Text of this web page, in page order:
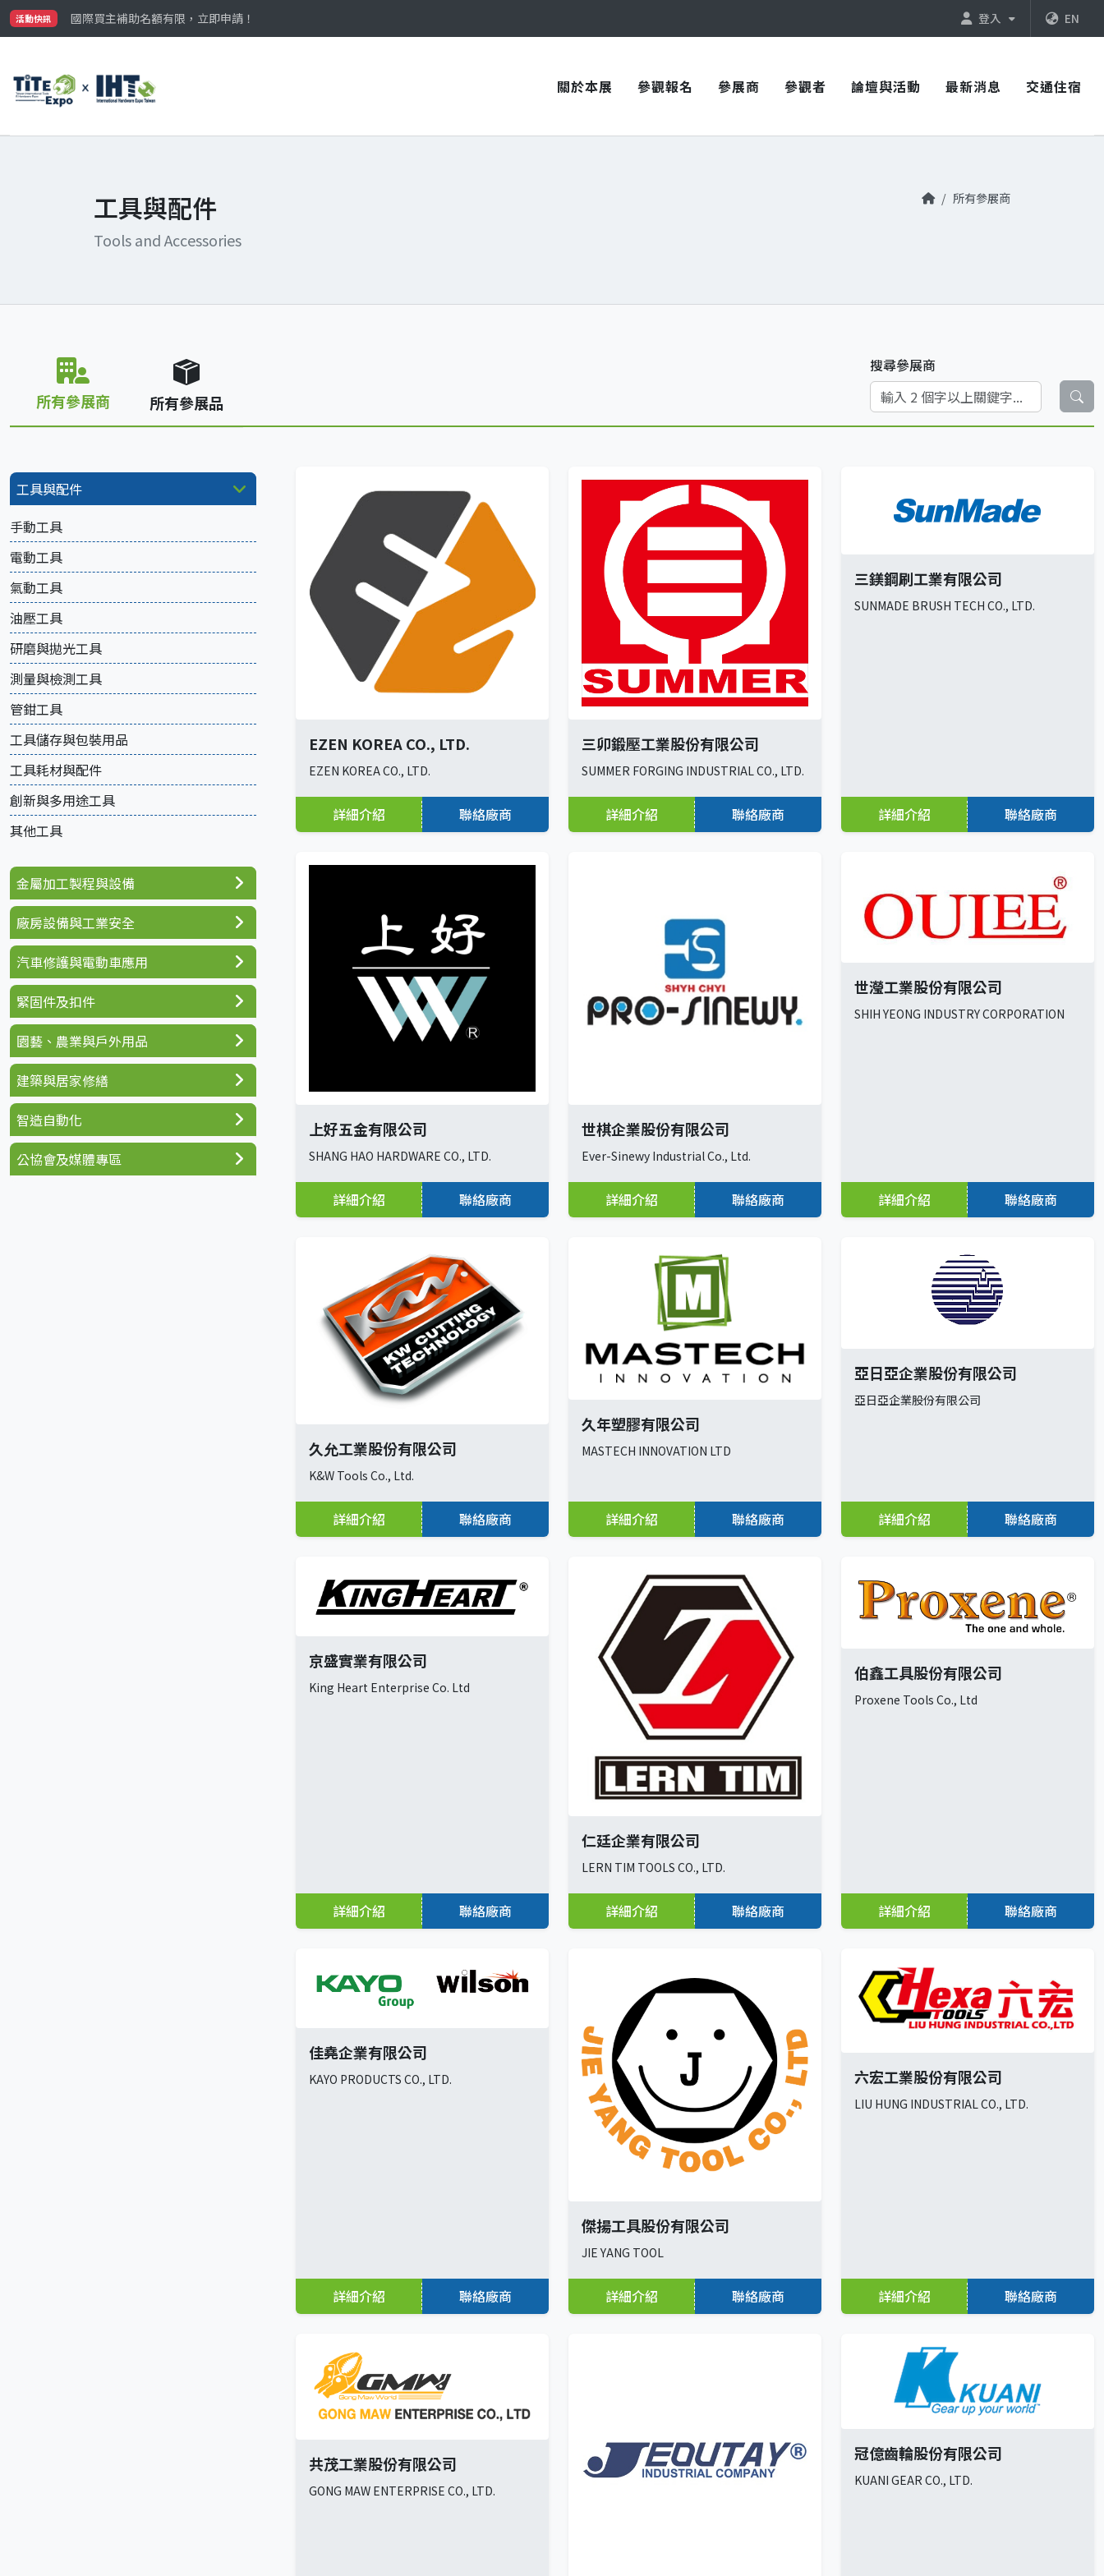
活動快訊
參觀門票開放申請中‼️
最大規模台灣五金展TiTE x IHT，2026/10/20-22與您在臺中國際會展中心再次相見！
登入 EN
關於本展 參觀報名 參展商 參觀者 論壇與活動 最新消息 交通住宿
工具與配件
Tools and Accessories
所有參展商
所有參展商 所有參展品
搜尋參展商
EZEN KOREA CO., LTD.
EZEN KOREA CO., LTD.
詳細介紹 聯絡廠商
三卯鍛壓工業股份有限公司
SUMMER FORGING INDUSTRIAL CO., LTD.
詳細介紹 聯絡廠商
三鎂鋼刷工業有限公司
SUNMADE BRUSH TECH CO., LTD.
詳細介紹 聯絡廠商
上好五金有限公司
SHANG HAO HARDWARE CO., LTD.
詳細介紹 聯絡廠商
世棋企業股份有限公司
Ever-Sinewy Industrial Co., Ltd.
詳細介紹 聯絡廠商
世瀅工業股份有限公司
SHIH YEONG INDUSTRY CORPORATION
詳細介紹 聯絡廠商
久允工業股份有限公司
K&W Tools Co., Ltd.
詳細介紹 聯絡廠商
久年塑膠有限公司
MASTECH INNOVATION LTD
詳細介紹 聯絡廠商
亞日亞企業股份有限公司
亞日亞企業股份有限公司
詳細介紹 聯絡廠商
京盛實業有限公司
King Heart Enterprise Co. Ltd
詳細介紹 聯絡廠商
仁廷企業有限公司
LERN TIM TOOLS CO., LTD.
詳細介紹 聯絡廠商
伯鑫工具股份有限公司
Proxene Tools Co., Ltd
詳細介紹 聯絡廠商
佳堯企業有限公司
KAYO PRODUCTS CO., LTD.
詳細介紹 聯絡廠商
傑揚工具股份有限公司
JIE YANG TOOL
詳細介紹 聯絡廠商
六宏工業股份有限公司
LIU HUNG INDUSTRIAL CO., LTD.
詳細介紹 聯絡廠商
共茂工業股份有限公司
GONG MAW ENTERPRISE CO., LTD.
冠億齒輪股份有限公司
KUANI GEAR CO., LTD.
工具與配件
手動工具
電動工具
氣動工具
油壓工具
研磨與拋光工具
測量與檢測工具
管鉗工具
工具儲存與包裝用品
工具耗材與配件
創新與多用途工具
其他工具
金屬加工製程與設備
廠房設備與工業安全
汽車修護與電動車應用
緊固件及扣件
園藝、農業與戶外用品
建築與居家修繕
智造自動化
公協會及媒體專區